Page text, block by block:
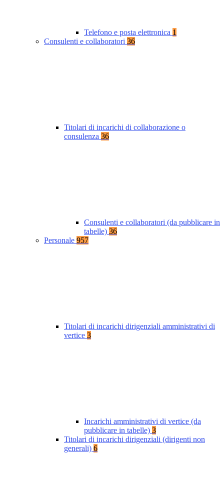
Telefono e posta elettronica 1
Consulenti e collaboratori 36
Titolari di incarichi di collaborazione o
consulenza 36
Consulenti e collaboratori (da pubblicare in
tabelle) 36
Personale 957
Titolari di incarichi dirigenziali amministrativi di
vertice 3
Incarichi amministrativi di vertice (da
pubblicare in tabelle) 3
Titolari di incarichi dirigenziali (dirigenti non
generali) 6